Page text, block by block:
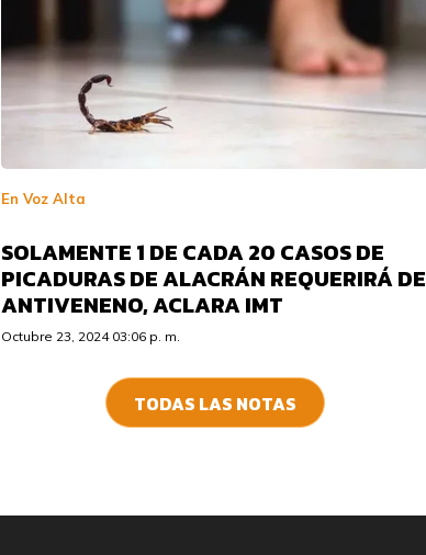
En Voz Alta
SOLAMENTE 1 DE CADA 20 CASOS DE
PICADURAS DE ALACRÁN REQUERIRÁ DE
ANTIVENENO, ACLARA IMT
Octubre 23, 2024 03:06 p. m.
TODAS LAS NOTAS